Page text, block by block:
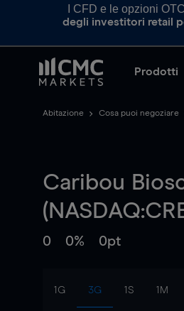
I CFD e le opzioni
degli investitori retail
Prodotti
Abitazione Cosa puoi negoziare
Caribou
0 0% 0pt
1G 3G 1S 1M